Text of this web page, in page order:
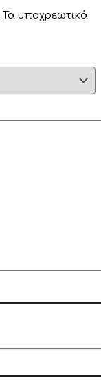
Τα υποχρεωτικά